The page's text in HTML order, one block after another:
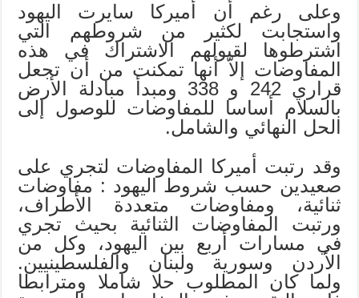
وعلى رغم أن أميركا سايرت اليهود
واستجابت لكثير من شروطهم التي
اشترطوها لقبولهم الاشتراك في هذه
المفاوضات إلاّ أنها تمكنت من أن تجعل
قراري 242 و 338 ومبدأ مبادلة الأرض
بالسلام أساسا للمفاوضات للوصول إلى
الحل النهائي والشامل.
وقد رتبت أميركا المفاوضات لتجري على
صعيدين حسب شروط اليهود : مفاوضات
ثنائية، ومفاوضات متعددة الأطراف،
ورتبت المفاوضات الثنائية بحيث تجري
في مسارات أربع بين اليهود، وكل من
الأردن وسورية ولبنان والفلسطينيين.
ولما كان المطلوب حلا شاملا ومترابطا